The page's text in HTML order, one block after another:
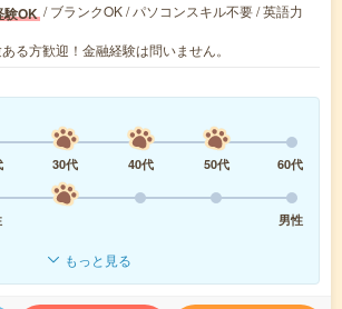
験OK / ブランクOK / パソコンスキル不要 / 英語力
る方歓迎！金融経験は問いません。
30代 40代 50代
60代
男性
もっと見る